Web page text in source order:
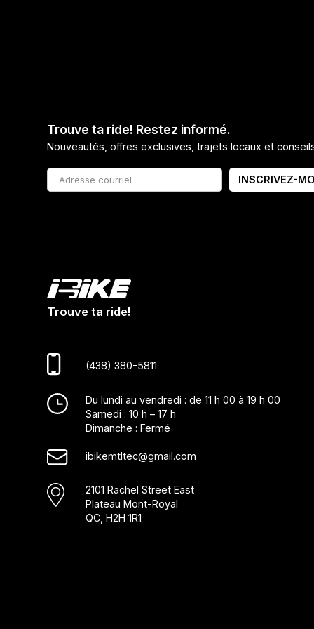
Trouve ta ride! Restez informé.
Nouveautés, offres exclusives, trajets locaux et
INSCRIVEZ-
Trouve ta ride!
(438) 380-5811
Du lundi au vendredi : de 11 h 00 à 19 h 00
Samedi : 10 h – 17 h
Dimanche : Fermé
ibikemtltec@gmail.com
2101 Rachel Street East
Plateau Mont-Royal
QC, H2H 1R1